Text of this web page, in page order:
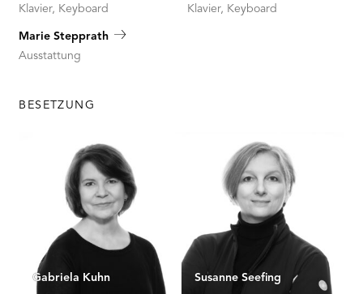
Klavier, Keyboard
Klavier, Keyboard
Marie Stepprath
Ausstattung
BESETZUNG
Gabriela Kuhn Susanne Seefing